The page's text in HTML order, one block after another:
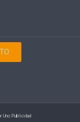
Uno Publicidad